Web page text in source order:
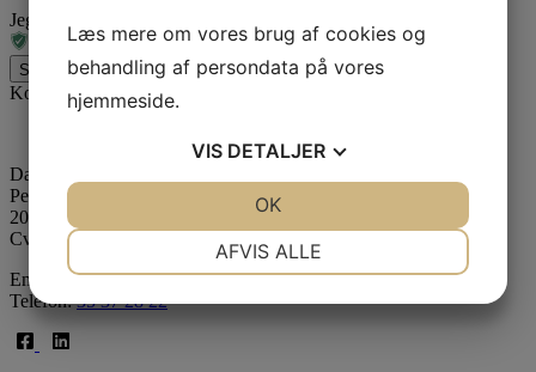
Jeg er ikke en robot
Send besked
Kontaktinformation
Dansk Erhvervscenter ApS // Dansk Ejendoms-Center ApS
Peter Bangs Vej 121
2000 Frederiksberg
Cvr: 39075490
Email:
info@de-c.dk
Telefon:35 37 28 22
Læs mere om vores brug af cookies og
behandling af persondata på vores
hjemmeside.
VIS DETALJER
AFVIS ALLE
OK